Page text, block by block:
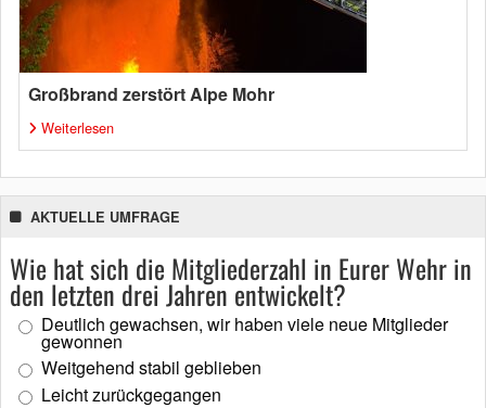
Großbrand zerstört Alpe Mohr
Weiterlesen
AKTUELLE UMFRAGE
Wie hat sich die Mitgliederzahl in Eurer Wehr in
den letzten drei Jahren entwickelt?
Deutlich gewachsen, wir haben viele neue Mitglieder
gewonnen
Weitgehend stabil geblieben
Leicht zurückgegangen